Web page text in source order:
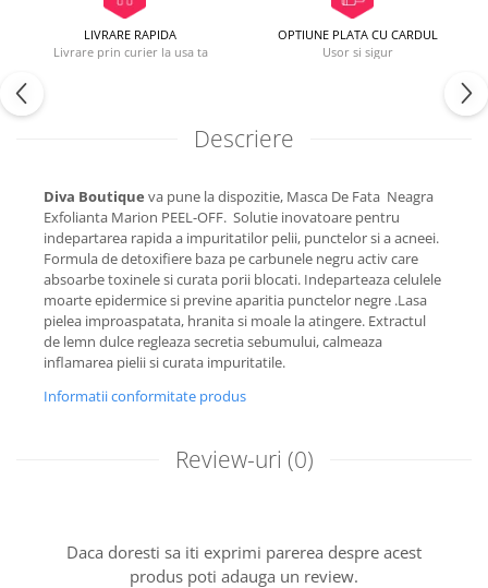
LIVRARE RAPIDA
Livrare prin curier la usa ta
OPTIUNE PLATA CU CARDUL
Usor si sigur
Descriere
Diva Boutique va pune la dispozitie, Masca De Fata Neagra
Exfolianta Marion PEEL-OFF. Solutie inovatoare pentru
indepartarea rapida a impuritatilor pelii, punctelor si a acneei.
Formula de detoxifiere baza pe carbunele negru activ care
absoarbe toxinele si curata porii blocati. Indeparteaza celulele
moarte epidermice si previne aparitia punctelor negre .Lasa
pielea improaspatata, hranita si moale la atingere. Extractul
de lemn dulce regleaza secretia sebumului, calmeaza
inflamarea pielii si curata impuritatile.
Informatii conformitate produs
Review-uri (0)
Daca doresti sa iti exprimi parerea despre acest
produs poti adauga un review.